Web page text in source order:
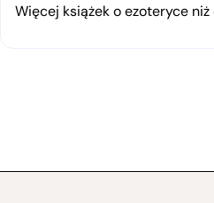
Więcej książek o ezoteryce